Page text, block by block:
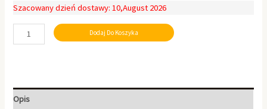
Szacowany dzień dostawy: 10,August 2026
Dodaj Do Koszyka
Opis